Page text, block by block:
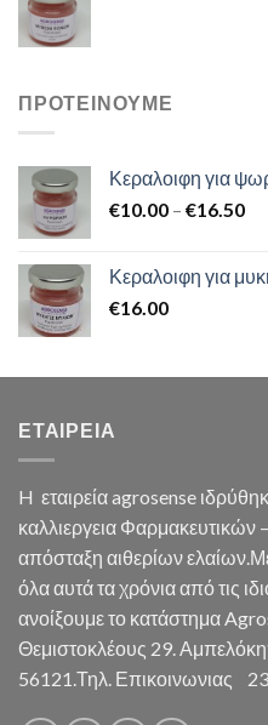
ΠΡΟΤΕΙΝΟΥΜΕ
Κεραλοιφη για
€10.00 – €16.50
Κεραλοιφη για
€16.00
ΕΤΑΙΡΕΙΑ
H εταιρεία agrosense
καλλιεργεια
απόσταξη αιθερίων
όλα αυτά τα χρόνια από τις
ανοίξουμε το κατάστημα
Θεμιστοκλέους 29.
56121.Τηλ. Επικοινωνιας